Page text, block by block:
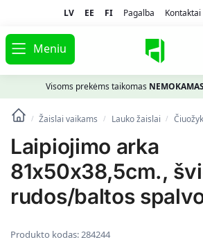
LV EE FI Pagalba Kontaktai
Meniu
Visoms prekėms taikomas
/ Žaislai vaikams / Lauko žaislai /
Laipiojimo arka
81x50x38,5cm.,
rudos/baltos
Produkto kodas:284244